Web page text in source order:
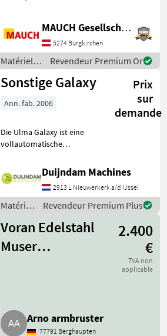
toute question. Afin de
pouvoir vous consacrer
suffisamment d
MAUCH Gesellschaft m.b.H. & Co.KG
5274 Burgkirchen
Matériels
arboricoles
/ Sonstige
Revendeur Premium Or
Sonstige Galaxy
Prix
sur
demande
Ann. fab. 2006
Die Ulma Galaxy ist eine
vollautomatische
zum Verpacken von
Frischprodukten auf
Gemüse, Obst und Frisch
Duijndam Machines
2913 L Nieuwerkerk a/d IJssel
Matériels
/
Sonstige
Revendeur Premium Plus
Voran Edelstahl
Muser
2.400
€
TVA non
applicable
Arno armbruster
77791 Berghaupten